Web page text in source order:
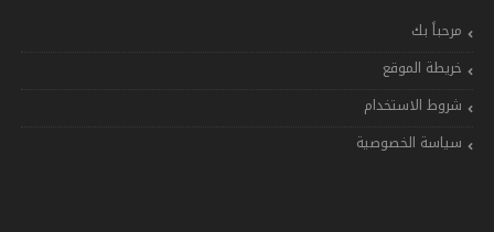
مرحباً بك
خريطة الموقع
شروط الاستخدام
سياسة الخصوصية